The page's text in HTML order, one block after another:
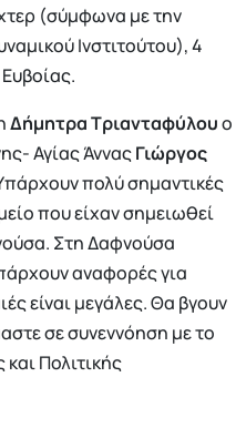
(σύμφωνα με την
Ινστιτούτου), 4
Δήμητρα Τριανταφύλουο
Αγίας ΆνναςΓιώργος
πολύ σημαντικές
που είχαν σημειωθεί
Στη Δαφνούσα
αναφορές για
είναι μεγάλες. Θα βγουν
σε συνεννόηση με το
Πολιτικής